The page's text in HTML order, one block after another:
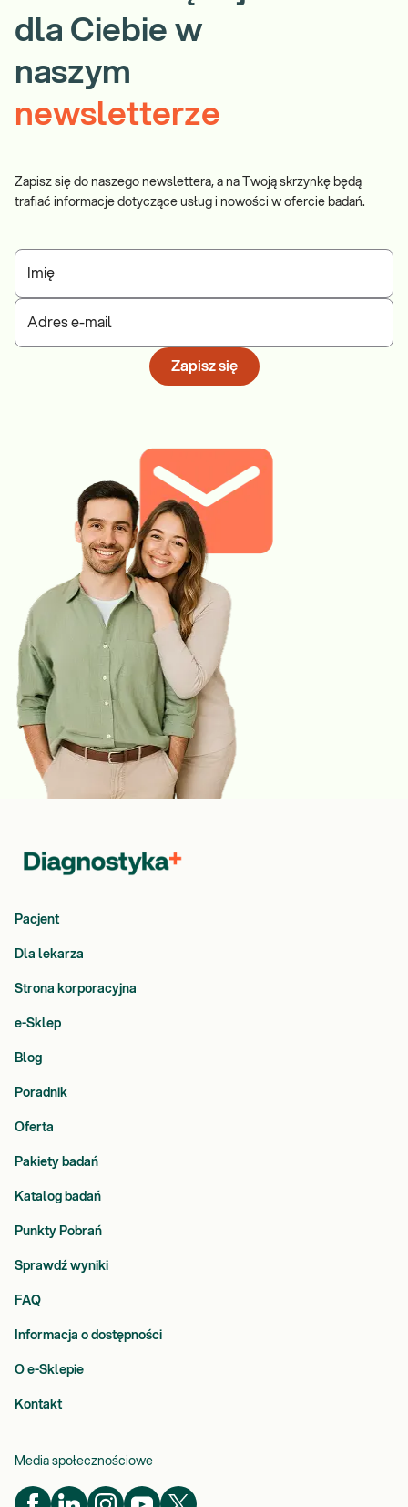
dla Ciebie w
naszym
newsletterze
Zapisz się do naszego newslettera, a na Twoją skrzynkę będą
trafiać informacje dotyczące usług i nowości w ofercie badań.
Imię
Adres e-mail
Zapisz się
Pacjent
Dla lekarza
Strona korporacyjna
e-Sklep
Blog
Poradnik
Oferta
Pakiety badań
Katalog badań
Punkty Pobrań
Sprawdź wyniki
FAQ
Informacja o dostępności
O e-Sklepie
Kontakt
Media społecznościowe